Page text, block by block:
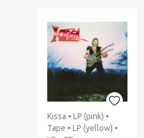
Kissa • LP (pink) •
Tape • LP (yellow) •